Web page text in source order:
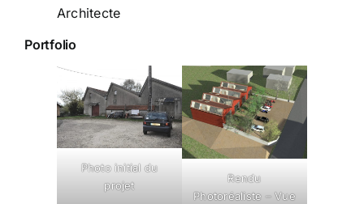
Architecte
Portfolio
Photo initial du
projet
Rendu
Photoréaliste – Vue